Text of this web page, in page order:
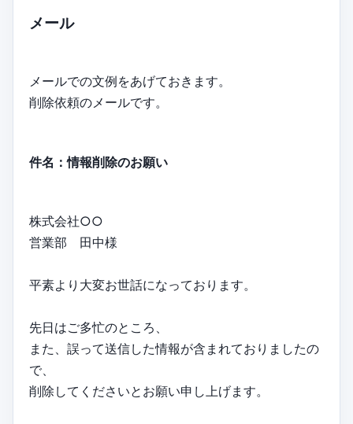
メール
メールでの文例をあげておきます。
削除依頼のメールです。
件名：情報削除のお願い
株式会社○○
営業部 田中様
平素より大変お世話になっております。
先日はご多忙のところ、
また、誤って送信した情報が含まれておりましたの
で、
削除してくださいとお願い申し上げます。